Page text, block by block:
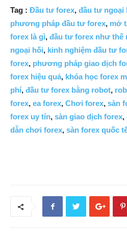
Tag : Đầu tư forex, đầu tư ngoại
phương pháp đầu tư forex, mở
forex là gì, đầu tư forex như thế
ngoại hối, kinh nghiệm đầu tư
forex, phương pháp giao dịch
forex hiệu quả, khóa học forex
phí, đầu tư forex bằng robot,
forex, ea forex, Chơi forex, sàn
forex uy tín, sàn giao dịch forex,
dẫn chơi forex, sàn forex quốc